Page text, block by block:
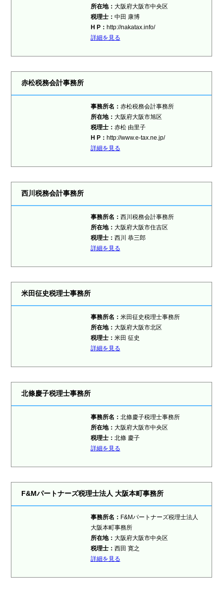
所在地： 大阪府大阪市中央区
税理士： 中田 康博
H P： http://nakatax.info/
詳細を見る
赤松税務会計事務所
事務所名： 赤松税務会計事務所
所在地： 大阪府大阪市旭区
税理士： 赤松 由里子
H P： http://www.e-tax.ne.jp/
詳細を見る
西川税務会計事務所
事務所名： 西川税務会計事務所
所在地： 大阪府大阪市住吉区
税理士： 西川 恭三郎
詳細を見る
米田征史税理士事務所
事務所名： 米田征史税理士事務所
所在地： 大阪府大阪市北区
税理士： 米田 征史
詳細を見る
北條慶子税理士事務所
事務所名： 北條慶子税理士事務所
所在地： 大阪府大阪市中央区
税理士： 北條 慶子
詳細を見る
F&Mパートナーズ税理士法人 大阪本町事務所
事務所名： F&Mパートナーズ税理士法人
大阪本町事務所
所在地： 大阪府大阪市中央区
税理士： 西田 寛之
詳細を見る